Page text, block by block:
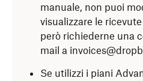
manuale, non puoi
visualizzare le
però richiederne una
mail a
Se utilizzi i piani